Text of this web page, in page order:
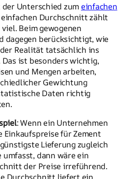
Unterschied zum einfachen
einfachen Durchschnitt zählt
Beim gewogenen
dagegen berücksichtigt, wie
Realität tatsächlich ins
Das ist besonders wichtig,
und Mengen arbeiten,
Gewichtung
Daten richtig
: Wenn ein Unternehmen
Einkaufspreise für Zement
Lieferung zugleich
umfasst, dann wäre ein
der Preise irreführend.